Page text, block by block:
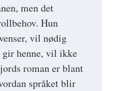
men det
Hun
vil nødig
henne, vil ikke
roman er blant
språket blir